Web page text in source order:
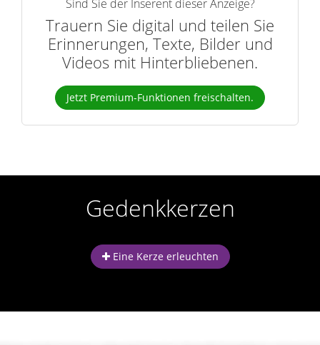
Sind Sie der Inserent dieser Anzeige?
Trauern Sie digital und teilen Sie
Erinnerungen, Texte, Bilder und
Videos mit Hinterbliebenen.
Jetzt Premium-Funktionen freischalten.
Gedenkkerzen
Eine Kerze erleuchten